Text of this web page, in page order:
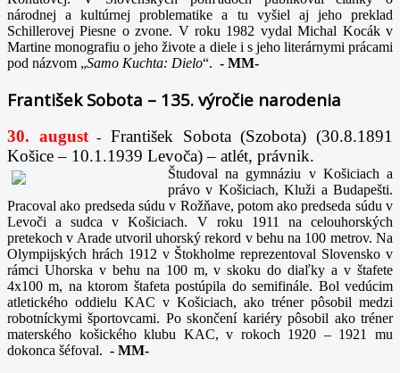
národnej a kultúrnej problematike a tu vyšiel aj jeho preklad
Schillerovej Piesne o zvone. V roku 1982 vydal Michal Kocák v
Martine monografiu o jeho živote a diele i s jeho literárnymi prácami
pod názvom „Samo Kuchta: Dielo“. - MM-
František Sobota – 135. výročie narodenia
30. august-
František Sobota (Szobota) (30.8.1891
Košice – 10.1.1939 Levoča) – atlét, právnik.
Študoval na gymnáziu v Košiciach a
právo v Košiciach, Kluži a Budapešti.
Pracoval ako predseda súdu v Rožňave, potom ako predseda súdu v
Levoči a sudca v Košiciach. V roku 1911 na celouhorských
pretekoch v Arade utvoril uhorský rekord v behu na 100 metrov. Na
Olympijských hrách 1912 v Štokholme reprezentoval Slovensko v
rámci Uhorska v behu na 100 m, v skoku do diaľky a v štafete
4x100 m, na ktorom štafeta postúpila do semifinále. Bol vedúcim
atletického oddielu KAC v Košiciach, ako tréner pôsobil medzi
robotníckymi športovcami. Po skončení kariéry pôsobil ako tréner
materského košického klubu KAC, v rokoch 1920 – 1921 mu
dokonca šéfoval. - MM-